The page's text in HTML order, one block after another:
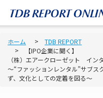
ホーム
TDB REPORT
【IPO企業に聞く】
（株）エアークローゼット イン
～“ファッションレンタル”サブス
ず、文化としての定着を図る～